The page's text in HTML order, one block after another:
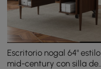
Escritorio nogal 64" estilo
mid-century con silla de